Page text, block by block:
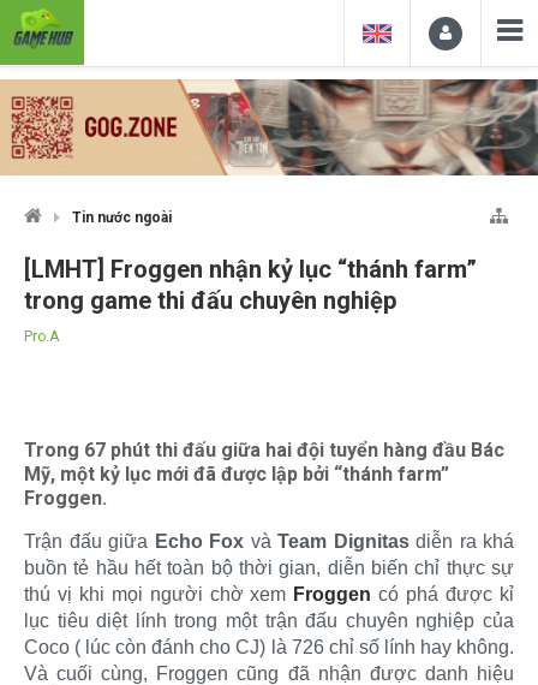
Tin nước ngoài
[LMHT] Froggen nhận kỷ lục “thánh farm”
trong game thi đấu chuyên nghiệp
Pro.A
Trong 67 phút thi đấu giữa hai đội tuyển hàng đầu Bác
Mỹ, một kỷ lục mới đã được lập bởi “thánh farm”
Froggen.
Trận đấu giữa Echo Fox và Team Dignitasdiễn ra khá
buồn tẻ hầu hết toàn bộ thời gian, diễn biến chỉ thực sự
thú vị khi mọi người chờ xem Froggen có phá được kỉ
lục tiêu diệt lính trong một trận đấu chuyên nghiệp của
Coco ( lúc còn đánh cho CJ) là 726 chỉ số lính hay không.
Và cuối cùng, Froggen cũng đã nhận được danh hiệu